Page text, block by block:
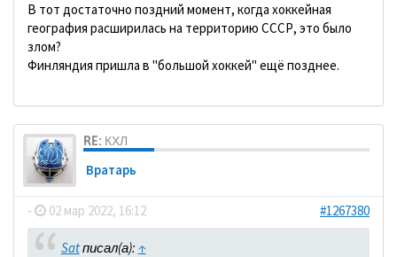
В тот достаточно поздний момент, когда хоккейная
география расширилась на территорию СССР, это было
злом?
Финляндия пришла в "большой хоккей" ещё позднее.
RE: КХЛ
Вратарь
- 02 мар 2022, 16:12 #1267380
Satписал(а): ↑